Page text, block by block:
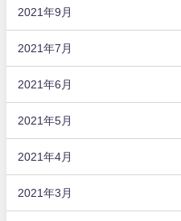
2021年9月
2021年7月
2021年6月
2021年5月
2021年4月
2021年3月